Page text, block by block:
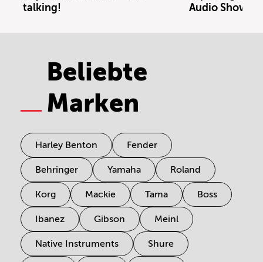
talking!
Audio
Beliebte
Marken
Harley Benton Fender
Behringer Yamaha Roland
Korg Mackie Tama Boss
Ibanez Gibson Meinl
Native Instruments Shure